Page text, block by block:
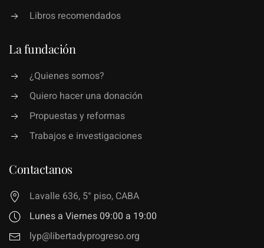
Libros recomendados
La fundación
¿Quienes somos?
Quiero hacer una donación
Propuestas y reformas
Trabajos e investigaciones
Contactanos
Lavalle 636, 5° piso, CABA
Lunes a Viernes 09:00 a 19:00
lyp@libertadyprogreso.org